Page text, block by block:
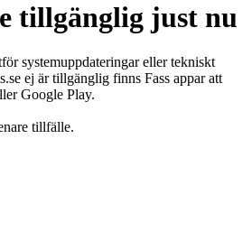
tillgänglig just nu
systemuppdateringar eller tekniskt
ej är tillgänglig finns Fass appar att
Google Play.
tillfälle.